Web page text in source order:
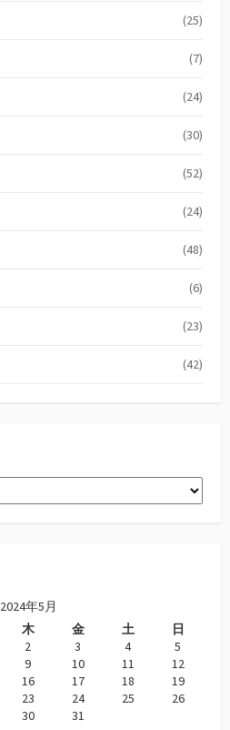
(25)
(7)
(24)
(30)
(52)
(24)
(48)
(6)
(23)
(42)
2024年5月
木 金 土
日
2 3 4
5
9 10 11
12
16 17 18
19
23 24 25
26
30
31